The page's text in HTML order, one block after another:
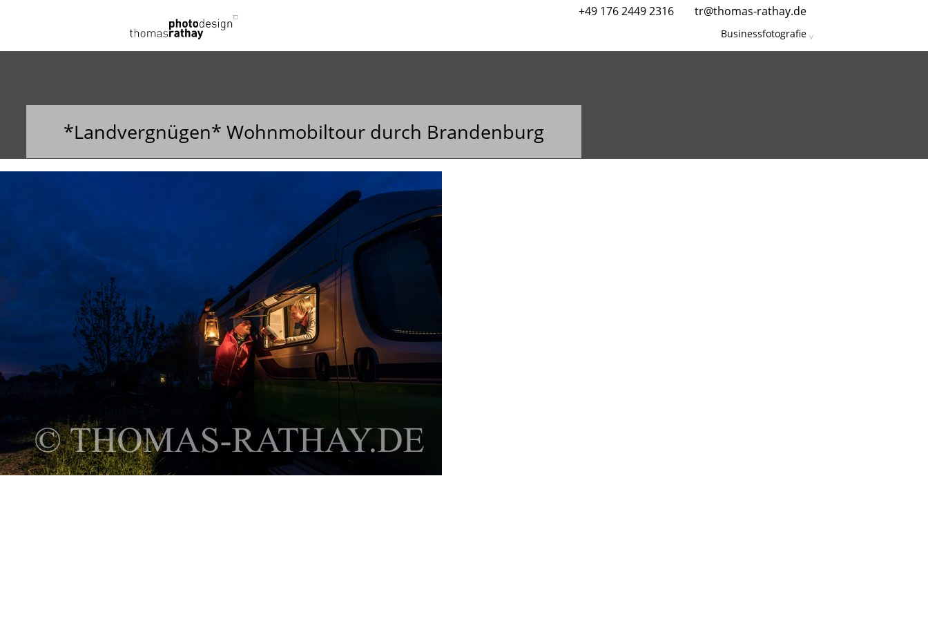
+49 176 2449 2316 tr@thomas-rathay.de
PROFESSIONELLEN AUFTRITT IN ALLEN MEDIEN. OUTDOOR,
BUSINESS, FIRMENPORTRAITS, EVENTFOTOGRAFIE UND
FOTOKURSE
Businessfotografie
*Landvergnügen* Wohnmobiltour durch Brandenburg